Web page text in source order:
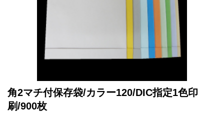
角2マチ付保存袋/カラー120/DIC指定1色印
刷/900枚